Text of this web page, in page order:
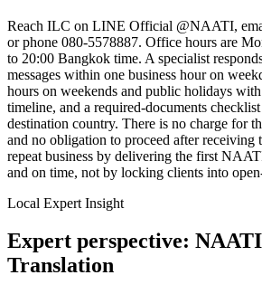
Reach ILC on LINE Official @NAATI,
or phone 080-5578887. Office hours are
to 20:00 Bangkok time. A specialist
messages within one business hour on
hours on weekends and public holidays
timeline, and a required-documents
destination country. There is no charge for
and no obligation to proceed after
repeat business by delivering the first
and on time, not by locking clients into
Local Expert Insight
Expert perspective:
Translation